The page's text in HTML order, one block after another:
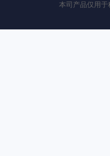
本司产品仅用